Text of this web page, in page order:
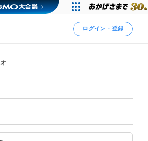
ログイン・登録